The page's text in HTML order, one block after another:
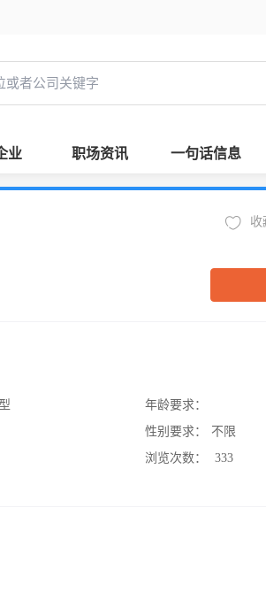
业 职场资讯 一句话信息
收
年龄要求：
性别要求：
不限
浏览次数：
333